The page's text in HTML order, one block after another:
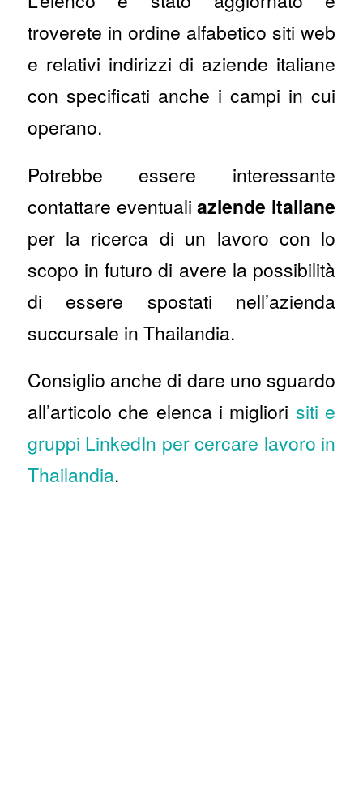
troverete in ordine alfabetico siti web
e relativi indirizzi di aziende italiane
con specificati anche i campi in cui
operano.
Potrebbe essere interessante
contattare eventualiaziende italiane
per la ricerca di un lavoro con lo
scopo in futuro di avere la possibilità
di essere spostati nell’azienda
succursale in Thailandia.
Consiglio anche di dare uno sguardo
all’articolo che elenca i migliori siti e
gruppi LinkedIn per cercare lavoro in
Thailandia.